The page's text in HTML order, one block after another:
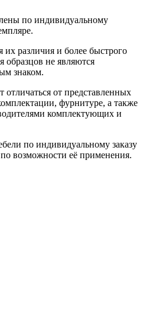
по индивидуальному
различия и более быстрого
образцов не являются
знаком.
отличаться от представленных
фурнитуре, а также
комплектующих и
по индивидуальному заказу
возможности её применения.